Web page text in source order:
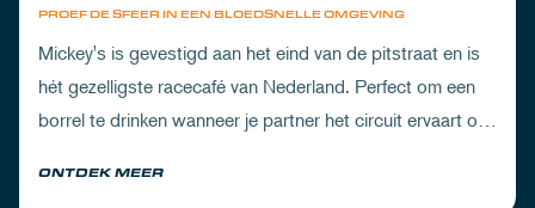
PROEF DE SFEER IN EEN BLOEDSNELLE OMGEVING
Mickey's is gevestigd aan het eind van de pitstraat en is
hét gezelligste racecafé van Nederland. Perfect om een
borrel te drinken wanneer je partner het circuit ervaart of
ONTDEK MEER